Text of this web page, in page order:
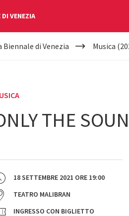
DI VENEZIA
Biennale di Venezia Musica
THE
18 SETTEMBRE 2021 ORE 19:00
TEATRO MALIBRAN
INGRESSO CON BIGLIETTO